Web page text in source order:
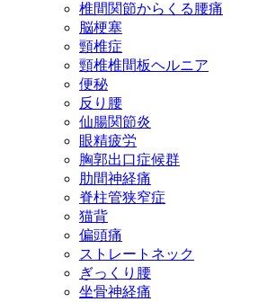
椎間関節からくる腰痛
脳梗塞
頸椎症
頸椎椎間板ヘルニア
便秘
反り腰
仙腸関節炎
眼精疲労
胸郭出口症候群
肋間神経痛
脊柱管狭窄症
猫背
偏頭痛
ストレートネック
ぎっくり腰
坐骨神経痛